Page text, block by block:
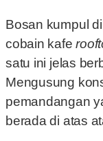
Bosan kumpul di
cobain kafe
satu ini jelas
Mengusung
pemandangan
berada di atas